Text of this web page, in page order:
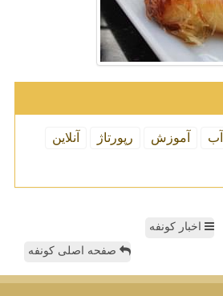
آب آموزش رپورتاژ
آنلاین
اخبار کونفه
صفحه اصلی کونفه